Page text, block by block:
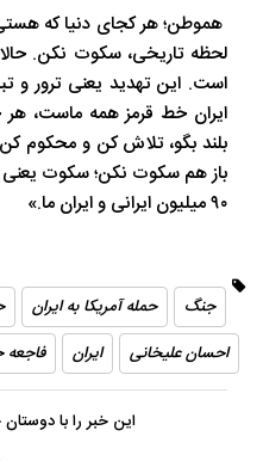
هموطن؛ هر کجای دنیا که هستی
لحظه تاریخی، سکوت نکن. حالا
است. این تهدید یعنی ترور و
ایران خط قرمز همه ماست، هر
بلند بگو، تلاش کن و محکوم
باز هم سکوت نکن؛ سکوت
۹۰ میلیون ایرانی و ایران ما.»
جنگ حمله آمریکا به ایران
احسان علیخانی
ایران
این خبر را با